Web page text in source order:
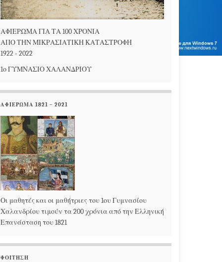
ΑΦΙΕΡΩΜΑ ΓΙΑ ΤΑ 100 ΧΡΟΝΙΑ
ΑΠΟ ΤΗΝ ΜΙΚΡΑΣΙΑΤΙΚΗ ΚΑΤΑΣΤΡΟΦΗ
1922 - 2022
1ο ΓΥΜΝΑΣΙΟ ΧΑΛΑΝΔΡΙΟΥ
ΑΦΙΕΡΩΜΑ 1821 – 2021
Οι μαθητές και οι μαθήτριες του 1ου Γυμνασίου
Χαλανδρίου τιμούν τα 200 χρόνια από την Ελληνική
Επανάσταση του 1821
ΦΟΊΤΗΣΗ